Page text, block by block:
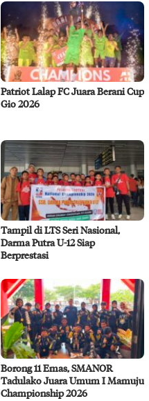
Patriot Lalap FC Juara Berani Cup
Gio 2026
Tampil di LTS Seri Nasional,
Darma Putra U-12 Siap
Berprestasi
Borong 11 Emas, SMANOR
Tadulako Juara Umum I Mamuju
Championship 2026